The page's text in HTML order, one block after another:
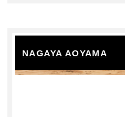
NAGAYA AOYAMA